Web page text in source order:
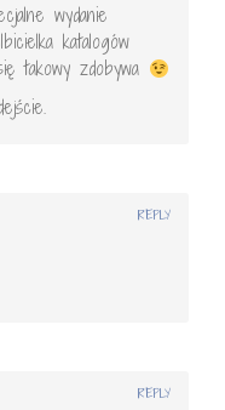
wydanie
katalogów
takowy zdobywa
REPLY
REPLY